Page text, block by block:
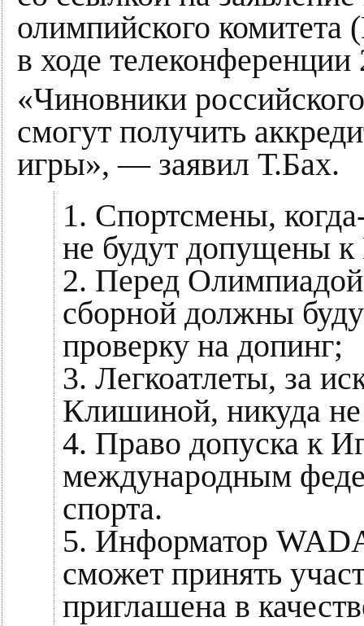
олимпийского
в ходе
«Чиновники
смогут получить
игры», — заявил Т.Бах.
1. Спортсмены,
не будут допущены
2. Перед
сборной должны
проверку на допинг;
3. Легкоатлеты, за
Клишиной, никуда не
4. Право допуска к
международным
спорта.
5. Информатор
сможет принять
приглашена в